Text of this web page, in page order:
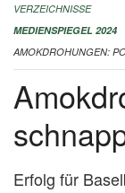
IMPRESSUM
VERZEICHNISSE
MEDIENSPIEGEL 2024
AMOKDROHUNGEN:
Erfolg für